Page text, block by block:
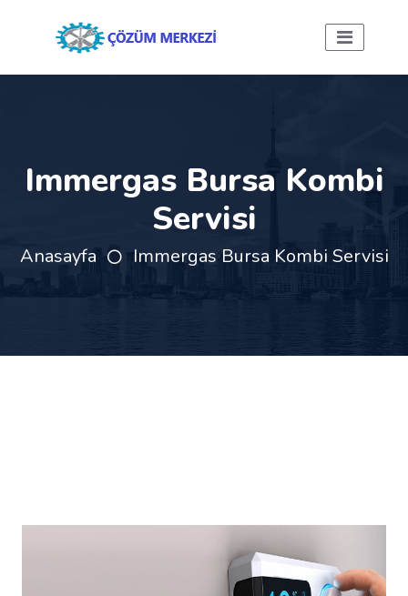
Immergas Bursa Kombi
Servisi
Anasayfa Immergas Bursa Kombi Servisi